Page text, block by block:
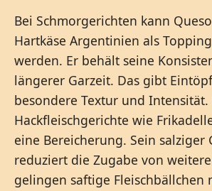
Bei Schmorgerichten kann
Hartkäse Argentinien als
werden. Er behält seine
längerer Garzeit. Das gibt
besondere Textur und Intensität.
Hackfleischgerichte wie
eine Bereicherung. Sein salziger
reduziert die Zugabe von
gelingen saftige Fleischbällchen